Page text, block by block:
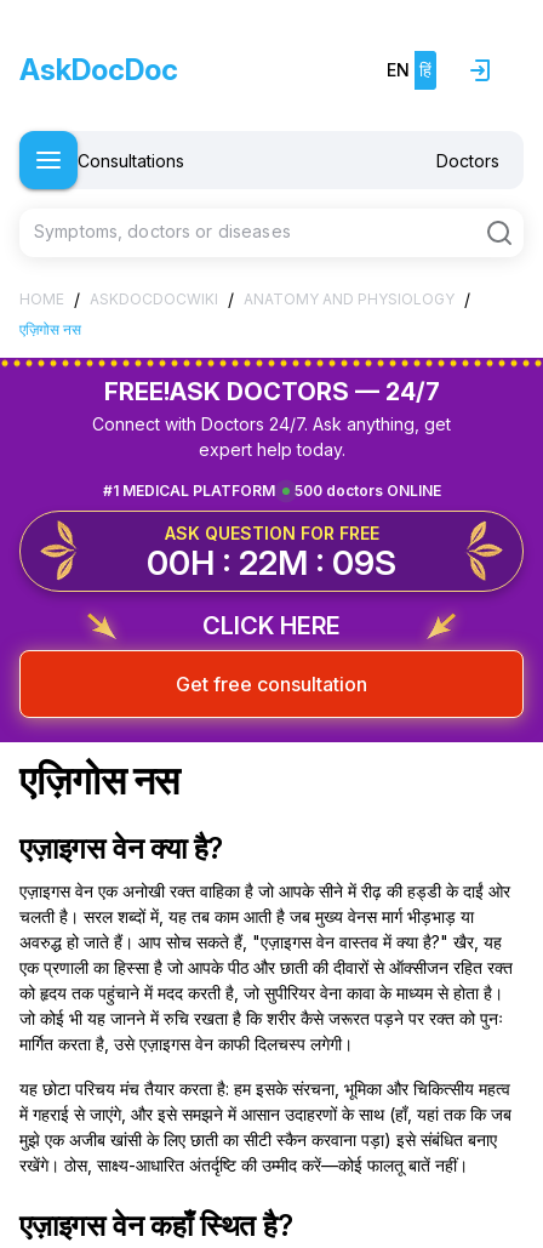
AskDocDoc EN हिं
Consultations Doctors
Symptoms, doctors or diseases
HOME / ASKDOCDOCWIKI / ANATOMY AND PHYSIOLOGY /
एज़िगोस नस
FREE!ASK DOCTORS — 24/7
Connect with Doctors 24/7. Ask anything, get
expert help today.
500 doctors ONLINE
#1 MEDICAL PLATFORM
ASK QUESTION FOR FREE
00H : 22M : 08S
CLICK HERE
Get free consultation
एज़िगोस नस
एज़ाइगस वेन क्या है?
एज़ाइगस वेन एक अनोखी रक्त वाहिका है जो आपके सीने में रीढ़ की हड्डी के दाईं ओर
चलती है। सरल शब्दों में, यह तब काम आती है जब मुख्य वेनस मार्ग भीड़भाड़ या
अवरुद्ध हो जाते हैं। आप सोच सकते हैं, "एज़ाइगस वेन वास्तव में क्या है?" खैर, यह
एक प्रणाली का हिस्सा है जो आपके पीठ और छाती की दीवारों से ऑक्सीजन रहित रक्त
को हृदय तक पहुंचाने में मदद करती है, जो सुपीरियर वेना कावा के माध्यम से होता है।
जो कोई भी यह जानने में रुचि रखता है कि शरीर कैसे जरूरत पड़ने पर रक्त को पुनः
मार्गित करता है, उसे एज़ाइगस वेन काफी दिलचस्प लगेगी।
यह छोटा परिचय मंच तैयार करता है: हम इसके संरचना, भूमिका और चिकित्सीय महत्व
में गहराई से जाएंगे, और इसे समझने में आसान उदाहरणों के साथ (हाँ, यहां तक कि जब
मुझे एक अजीब खांसी के लिए छाती का सीटी स्कैन करवाना पड़ा) इसे संबंधित बनाए
रखेंगे। ठोस, साक्ष्य-आधारित अंतर्दृष्टि की उम्मीद करें—कोई फालतू बातें नहीं।
एज़ाइगस वेन कहाँ स्थित है?